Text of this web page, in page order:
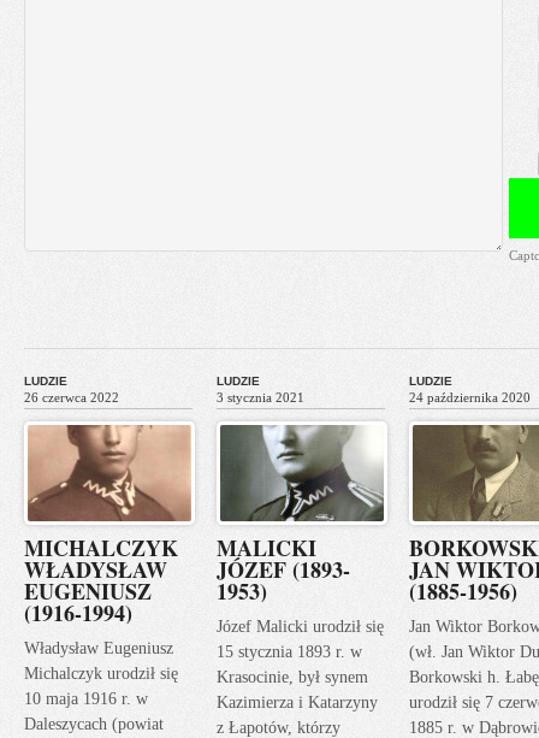
LUDZIE
26 czerwca 2022
MICHALCZYK
WŁADYSŁAW
EUGENIUSZ
(1916-1994)
Władysław Eugeniusz
Michalczyk urodził się
10 maja 1916 r. w
Daleszycach (powiat
LUDZIE
3 stycznia 2021
MALICKI
JÓZEF (1893-
1953)
Józef Malicki urodził się
15 stycznia 1893 r. w
Krasocinie, był synem
Kazimierza i Katarzyny
z Łapotów, którzy
LUDZIE
24 października 2020
JAN
(1885-1956)
Jan Wiktor
(wł. Jan Wiktor
Borkowski h.
urodził się 7
1885 r. w